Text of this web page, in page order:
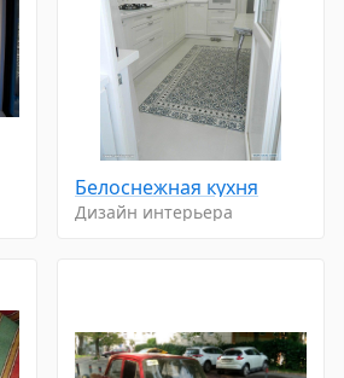
Белоснежная кухня
Дизайн интерьера